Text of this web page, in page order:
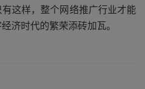
这样，整个网络推广行业才能
济时代的繁荣添砖加瓦。